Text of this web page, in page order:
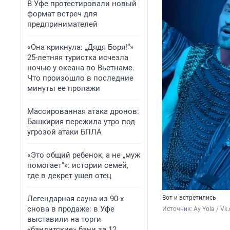
В Уфе протестировали новый
формат встреч для
предпринимателей
«Она крикнула: „Дядя Боря!“»
25-летняя туристка исчезла
ночью у океана во Вьетнаме.
Что произошло в последние
минуты ее пропажи
Массированная атака дронов:
Башкирия пережила утро под
угрозой атаки БПЛА
«Это общий ребенок, а не „муж
помогает“»: истории семей,
где в декрет ушел отец
Легендарная сауна из 90-х
снова в продаже: в Уфе
выставили на торги
Вот и встретились
Источник: Ay Yola /